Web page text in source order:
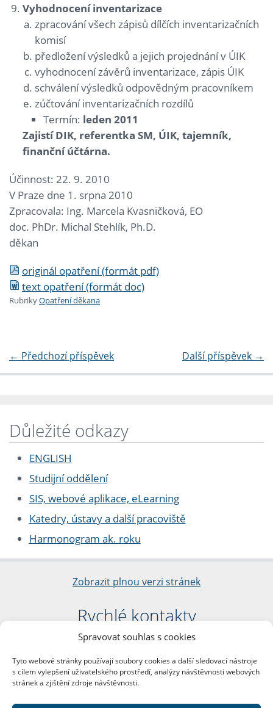
Spravovat souhlas s cookies
Tyto webové stránky používají soubory cookies a další sledovací nástroje
s cílem vylepšení uživatelského prostředí, analýzy návštěvnosti webových
stránek a zjištění zdroje návštěvnosti.
Vyhodnocení inventarizace
zpracování všech zápisů dílčích inventarizačních
komisí
předložení výsledků a jejich projednání v ÚIK
vyhodnocení závěrů inventarizace, zápis ÚIK
schválení výsledků odpovědným pracovníkem
zúčtování inventarizačních rozdílů
Termín: leden 2011
Zajistí DIK, referentka SM, ÚIK, tajemník,
finanční účtárna.
Účinnost: 22. 9. 2010
V Praze dne 1. srpna 2010
Zpracovala: Ing. Marcela Kvasničková, EO
doc. PhDr. Michal Stehlík, Ph.D.
děkan
originál opatření (formát pdf)
text opatření (formát doc)
RubrikyOpatření děkana
← Předchozí příspěvek Další příspěvek →
Důležité odkazy
ENGLISH
Studijní oddělení
SIS, webové aplikace, eLearning
Katedry, ústavy a další pracoviště
Harmonogram ak. roku
Zobrazit plnou verzi stránek
Rychlé kontakty
Filozofická fakulta
nám. Jana Palacha 1/2
116 38 Praha 1